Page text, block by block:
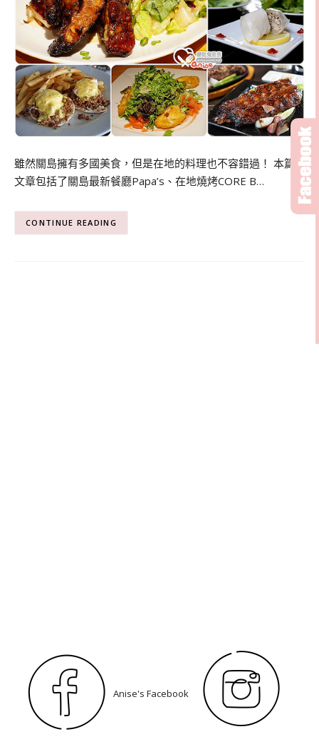
雖然關島擁有多國美食，但是在地的料理也不容錯過！ 本篇
文章包括了關島最新餐廳Papa’s、在地燒烤CORE B…
CONTINUE READING
Anise's Facebook